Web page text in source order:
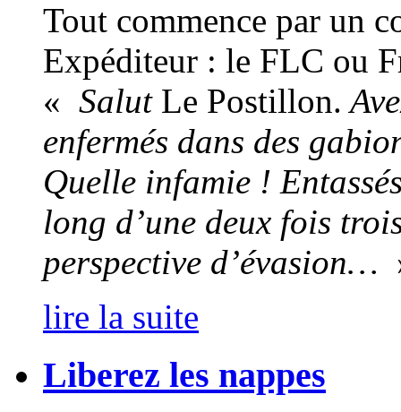
Tout commence par un
Expéditeur : le FLC ou
« Salut Le Postillon.
enfermés dans des
Quelle infamie !
long d’une deux fois
perspective d’évasion…
lire la suite
Liberez les nappes